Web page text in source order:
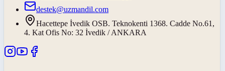
destek@uzmandil.com
Hacettepe İvedik OSB. Teknokenti 1368. Cadde No.61,
4. Kat Ofis No: 32 İvedik / ANKARA